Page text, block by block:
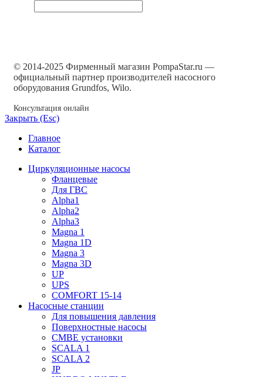
© 2014-2025 Фирменный магазин PompaStar.ru —
официальный партнер производителей насосного
оборудования Grundfos, Wilo.
Консультация онлайн
Закрыть (Esc)
Главное
Каталог
Циркуляционные насосы
Фланцевые
Для ГВС
Alpha1
Alpha2
Alpha3
Magna 1
Magna 1D
Magna 3
Magna 3D
UP
UPS
COMFORT 15-14
Насосные станции
Для повышения давления
Поверхностные насосы
CMBE установки
SCALA 1
SCALA 2
JP